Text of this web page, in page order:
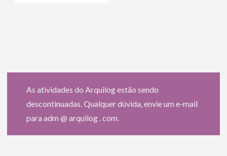
As atividades do Arquilog estão sendo
descontinuadas. Qualquer dúvida, envie um e-mail
para adm @ arquilog . com.